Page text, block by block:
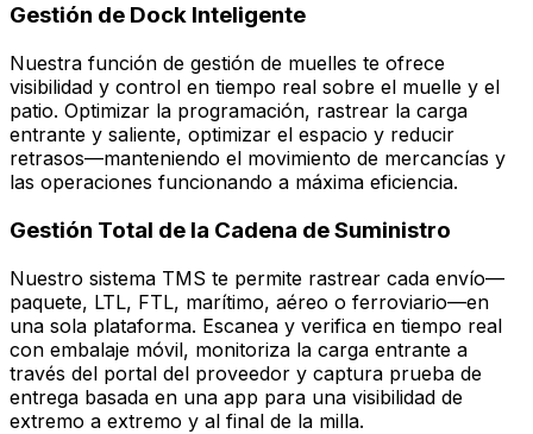
Gestión de Dock Inteligente
Nuestra función de gestión de muelles te ofrece
visibilidad y control en tiempo real sobre el muelle y el
patio. Optimizar la programación, rastrear la carga
entrante y saliente, optimizar el espacio y reducir
retrasos—manteniendo el movimiento de mercancías y
las operaciones funcionando a máxima eficiencia.
Gestión Total de la Cadena de Suministro
Nuestro sistema TMS te permite rastrear cada envío—
paquete, LTL, FTL, marítimo, aéreo o ferroviario—en
una sola plataforma. Escanea y verifica en tiempo real
con embalaje móvil, monitoriza la carga entrante a
través del portal del proveedor y captura prueba de
entrega basada en una app para una visibilidad de
extremo a extremo y al final de la milla.